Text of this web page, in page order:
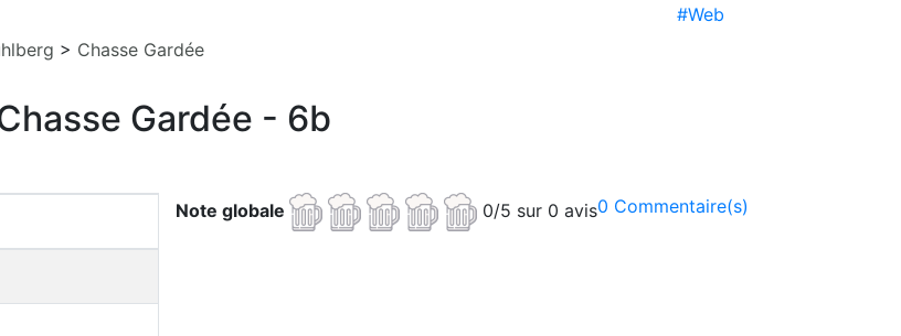
#Web
> Chasse Gardée
Gardée - 6b
0 Commentaire(s)
Note globale 0/5 sur 0 avis